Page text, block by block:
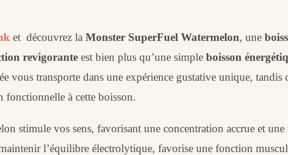
et découvrez laMonster SuperFuel Watermelon, une
revigorante est bien plus qu’une simpleboisson
vous transporte dans une expérience gustative unique, tandis
fonctionnelle à cette boisson.
stimule vos sens, favorisant une concentration accrue et
l’équilibre électrolytique, favorise une fonction